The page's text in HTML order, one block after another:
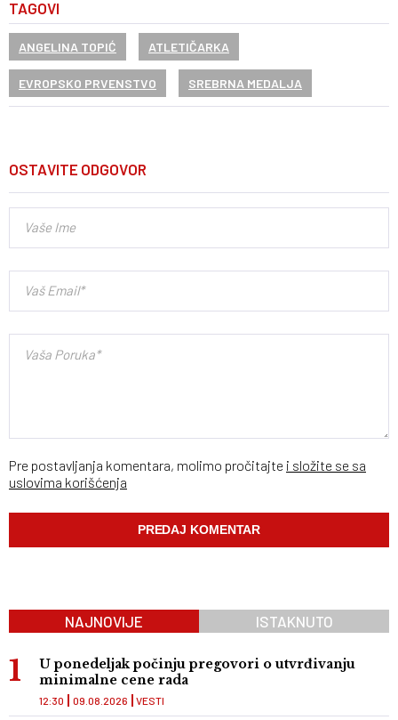
TAGOVI
ANGELINA TOPIĆ ATLETIČARKA
EVROPSKO PRVENSTVO SREBRNA MEDALJA
OSTAVITE ODGOVOR
Pre postavljanja komentara, molimo pročitajte i složite se sa
uslovima korišćenja
NAJNOVIJE ISTAKNUTO
U ponedeljak počinju pregovori o utvrđivanju
minimalne cene rada
VESTI
12:30 09.08.2026